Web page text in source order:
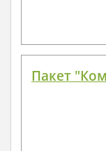
Пакет